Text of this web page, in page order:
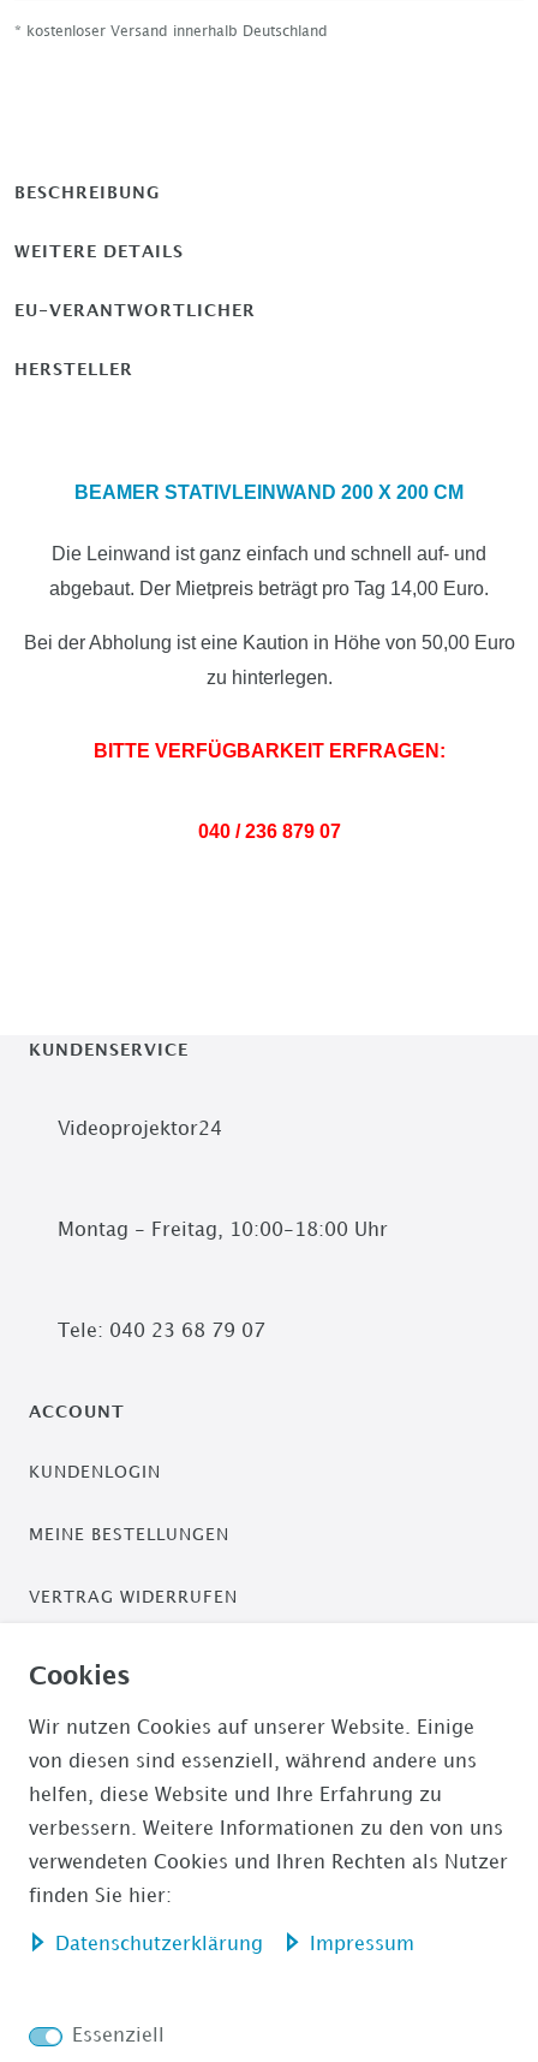
* kostenloser Versand innerhalb Deutschland
BESCHREIBUNG
WEITERE DETAILS
EU-VERANTWORTLICHER
HERSTELLER
BEAMER STATIVLEINWAND 200 X 200 CM
Die Leinwand ist ganz einfach und schnell auf- und
abgebaut. Der Mietpreis beträgt pro Tag 14,00 Euro.
Bei der Abholung ist eine Kaution in Höhe von 50,00 Euro
zu hinterlegen.
BITTE VERFÜGBARKEIT ERFRAGEN:
040 / 236 879 07
KUNDENSERVICE
Videoprojektor24
Montag - Freitag, 10:00-18:00 Uhr
Tele: 040 23 68 79 07
ACCOUNT
KUNDENLOGIN
MEINE BESTELLUNGEN
VERTRAG WIDERRUFEN
PAYPAL / PAYPAL PLUS
Cookies
Wir nutzen Cookies auf unserer Website. Einige
von diesen sind essenziell, während andere uns
helfen, diese Website und Ihre Erfahrung zu
verbessern. Weitere Informationen zu den von uns
verwendeten Cookies und Ihren Rechten als Nutzer
finden Sie hier:
Daten­schutz­erklärung Impressum
Essenziell